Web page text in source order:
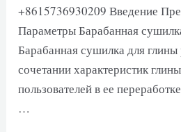
+8615736930209 Введение
Параметры Барабанная
Барабанная сушилка для глины
сочетании характеристик
пользователей в ее
…